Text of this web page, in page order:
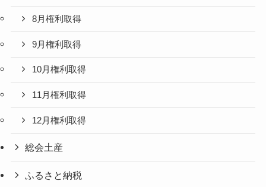
8月権利取得
9月権利取得
10月権利取得
11月権利取得
12月権利取得
総会土産
ふるさと納税